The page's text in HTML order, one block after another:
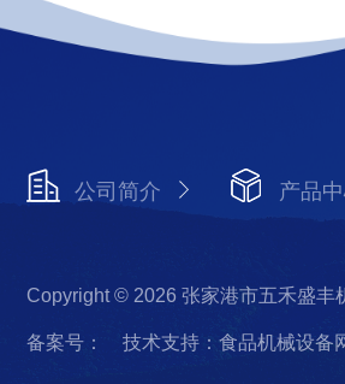
公司简介 产品
Copyright © 2026 张家港市五禾盛丰
备案号： 技术支持：食品机械设备